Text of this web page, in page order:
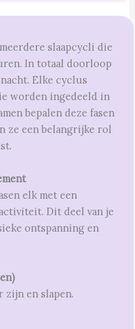
slaapcycli die
In totaal doorloop
Elke cyclus
worden ingedeeld in
bepalen deze fasen
ze een belangrijke rol
elk met een
Dit deel van je
ontspanning en
zijn en slapen.